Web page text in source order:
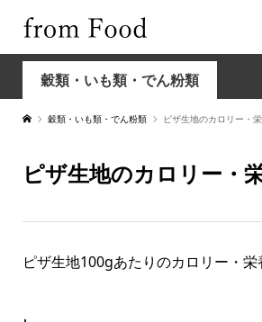
穀類・いも類・でん粉類
穀類・いも類・でん粉類 ピザ生地のカロリー・
ピザ生地のカロリー・
ピザ生地100gあたりのカロリー・栄